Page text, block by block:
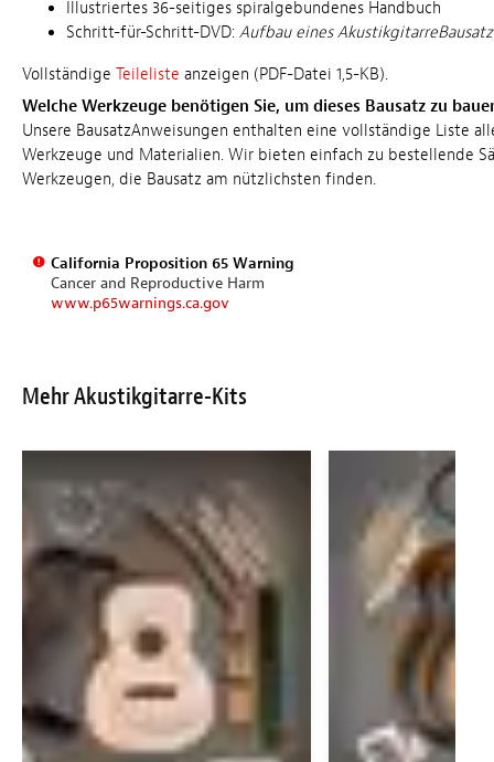
Illustriertes 36-seitiges spiralgebundenes Handbuch
Schritt-für-Schritt-DVD: Aufbau eines AkustikgitarreBausatz
Vollständige Teileliste anzeigen (PDF-Datei 1,5-KB).
Welche Werkzeuge benötigen Sie, um dieses Bausatz zu
Unsere BausatzAnweisungen enthalten eine vollständige Liste
Werkzeuge und Materialien. Wir bieten einfach zu bestellende
Werkzeugen, die Bausatz am nützlichsten finden.
California Proposition 65 Warning
Cancer and Reproductive Harm
www.p65warnings.ca.gov
Mehr Akustikgitarre-Kits